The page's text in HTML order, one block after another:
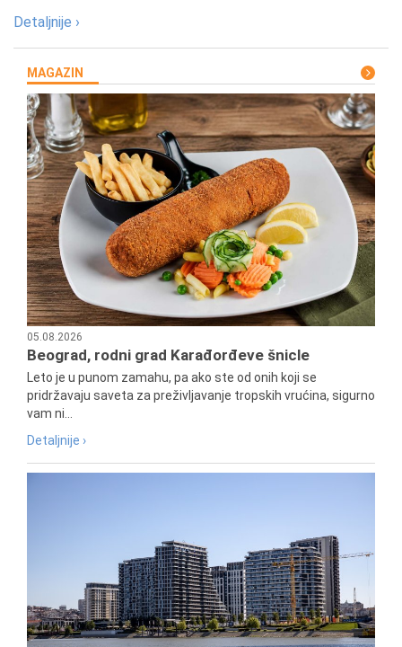
Detaljnije ›
MAGAZIN
05.08.2026
Beograd, rodni grad Karađorđeve šnicle
Leto je u punom zamahu, pa ako ste od onih koji se
pridržavaju saveta za preživljavanje tropskih vrućina, sigurno
vam ni...
Detaljnije ›